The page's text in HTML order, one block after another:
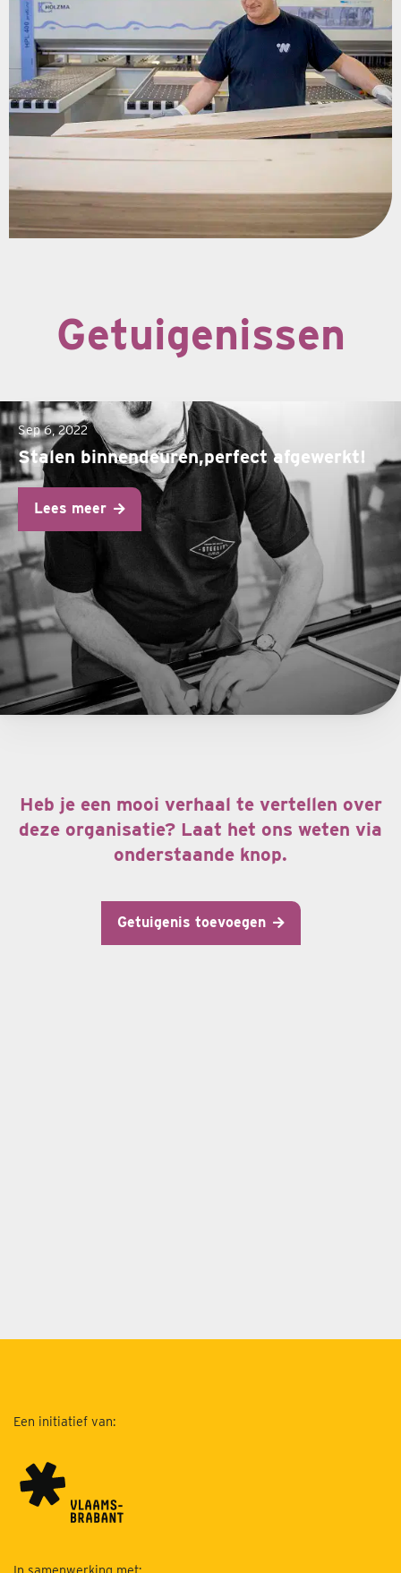
Getuigenissen
Sep 6, 2022
Stalen binnendeuren,perfect afgewerkt!
Lees meer
Heb je een mooi verhaal te vertellen over
deze organisatie? Laat het ons weten via
onderstaande knop.
Getuigenis toevoegen
Een initiatief van:
In samenwerking met: